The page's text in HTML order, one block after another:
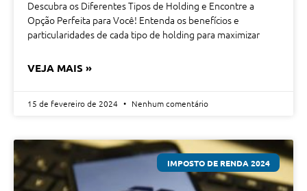
Descubra os Diferentes Tipos de Holding e Encontre a
Opção Perfeita para Você! Entenda os benefícios e
particularidades de cada tipo de holding para maximizar
VEJA MAIS »
15 de fevereiro de 2024 Nenhum comentário
IMPOSTO DE RENDA 2024